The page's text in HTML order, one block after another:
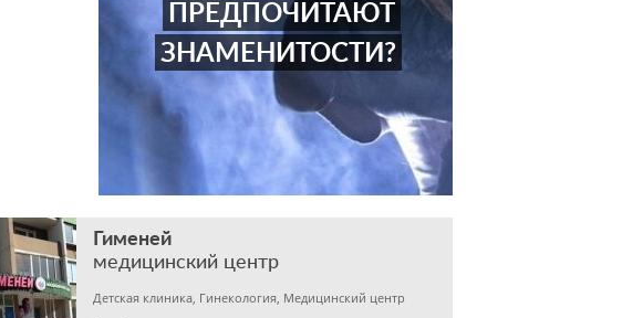
ПРЕДПОЧИТАЮТ
ЗНАМЕНИТОСТИ?
Гименей
медицинский центр
Детская клиника, Гинекология, Медицинский центр